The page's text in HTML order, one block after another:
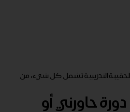
التدريبية تشمل كل شيء، من
حاورني أو